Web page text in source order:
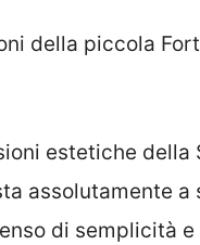
della piccola
estetiche
assolutamente
di semplicità